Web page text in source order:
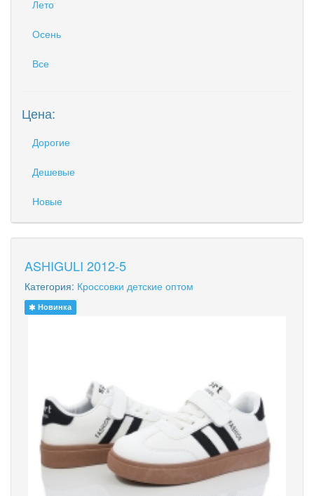
Лето
Осень
Все
Цена:
Дорогие
Дешевые
Новые
ASHIGULI 2012-5
Категория: Кроссовки детские оптом
Новинка